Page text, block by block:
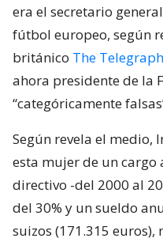
era el secretario
fútbol europeo, según
británico The Telegraph
ahora presidente de la
“categóricamente
Según revela el medio,
esta mujer de un
directivo -del 2000 al
del 30% y un sueldo
suizos (171.315